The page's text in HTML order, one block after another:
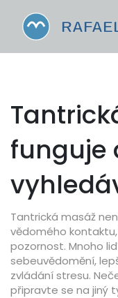
funguje
Tantrická masáž
vědomého
pozornost. Mnoho
sebeuvědomění,
zvládání stresu.
připravte se na jiný